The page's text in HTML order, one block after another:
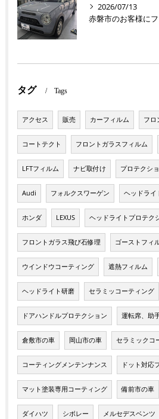
2026/07/13
タグ Tags
アクセス 販売 カーフィルム フロ
コートテクト フロントガラスフィルム
LFTフィルム ナビ取付け プロテクシ
Audi フォルクスワーゲン ヘッドライ
ホンダ LEXUS ヘッドライトプロテク
フロントガラス飛び石修理 ゴーストフィ
ウインドウコーティング 遮熱フィルム
ヘッドライト研磨 セラミッコーティング
ドアハンドルプロテクション 運転席、助
倉敷市の車 岡山市の車 セラミックコ
コーティングメンテンナンス ドット対応
マット塗装専用コーティング 備前市の車
ダイハツ シボレー メルセデスベンツ